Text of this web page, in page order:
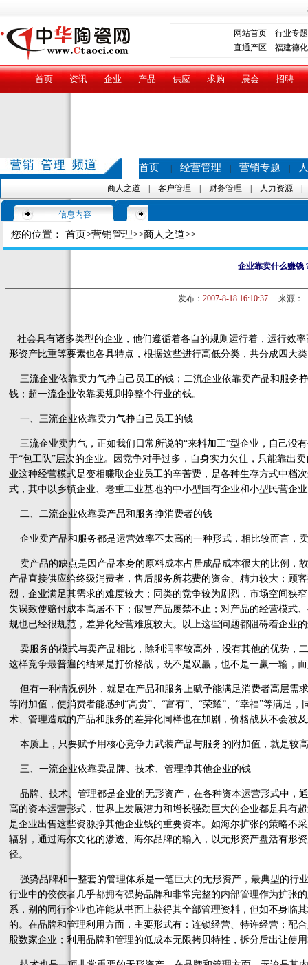
网站首页
行业专题
直通产区 福建德化
首页 资讯 企业 产品 供应 求购 展会 招聘
首页 经营管理 营销专题
商人之道 客户管理 财务管理 人力资源
信息内容
您的位置： 首页>营销管理>>商人之道>>|
企业靠卖什么赚钱
发布： 2007-8-18 16:10:37来源：
社会具有诸多类型的企业，他们遵循着各自的规则运行着，运行效
形资产比重等要素也各具特点，根据这些进行高低分类，共分成四大
三流企业依靠卖力气挣自己员工的钱；二流企业依靠卖产品和服务
钱；超一流企业依靠卖规则挣整个行业的钱。
一、三流企业依靠卖力气挣自己员工的钱
三流企业卖力气，正如我们日常所说的“来料加工”型企业，自己没
于“包工队”层次的企业。因竞争对手过多，自身实力欠佳，只能靠出
业这种经营模式是变相赚取企业员工的辛苦费，是各种生存方式中档
式，其中以乡镇企业、老重工业基地的中小型国有企业和小型民营企
二、二流企业依靠卖产品和服务挣消费者的钱
企业卖产品和服务都是运营效率不太高的一种形式，相比较而言，
卖产品的缺点是因产品本身的原料成本占居成品成本很大的比例，
产品直接供应给终级消费者，售后服务所花费的资金、精力较大；顾
烈，企业满足其需求的难度较大；同类的竞争较为剧烈，市场空间狭
失误致使赔付成本高居不下；假冒产品屡禁不止；对产品的经营模式
规也已经很规范，差异化经营难度较大。以上这些问题都阻碍着企业
卖服务的模式与卖产品相比，除利润率较高外，没有其他的优势，
这样竞争最普遍的结果是打价格战，既不是双赢，也不是一赢一输，
但有一种情况例外，就是在产品和服务上赋予能满足消费者高层需
等附加值，使消费者能感到“高贵”、“富有”、“荣耀”、“幸福”等满足
术、管理造成的产品和服务的差异化同样也在加剧，价格战从不会波
本质上，只要赋予用核心竞争力武装产品与服务的附加值，就是较
三、一流企业依靠卖品牌、技术、管理挣其他企业的钱
品牌、技术、管理都是企业的无形资产，在各种资本运营形式中，
高的资本运营形式，世界上发展潜力和增长强劲巨大的企业都是具有
是企业出售这些资源挣其他企业钱的重要资本。如海尔扩张的策略不
辐射，通过海尔文化的渗透、海尔品牌的输入，以无形资产盘活有形
径。
强势品牌和一整套的管理体系是一笔巨大的无形资产，最典型的行
行业中的佼佼者几乎都拥有强势品牌和非常完整的内部管理作为扩张
系，别的同行企业也许能从书面上获得其全部管理资料，但如不身临
的。在品牌和管理利用方面，主要形式有：连锁经营、特许经营；配
股数家企业；利用品牌和管理的低成本无限拷贝特性，拆分后出让使